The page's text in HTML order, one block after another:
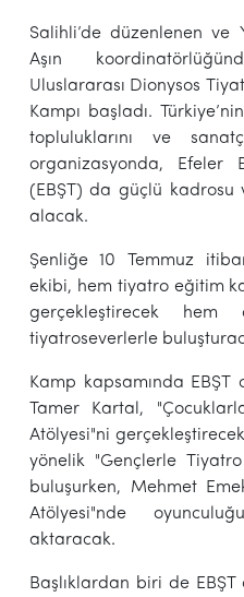
Salihli’de düzenlenen ve
Aşın
Uluslararası Dionysos
Kampı başladı.
topluluklarını ve
organizasyonda, Efeler
(EBŞT) da güçlü kadrosu
alacak.
Şenliğe 10 Temmuz
ekibi, hem tiyatro eğitim
gerçekleştirecek
tiyatroseverlerle
Kamp kapsamında
Tamer Kartal,
Atölyesi"ni
yönelik "Gençlerle Tiyatro
buluşurken, Mehmet
Atölyesi"nde
aktaracak.
Başlıklardan biri de